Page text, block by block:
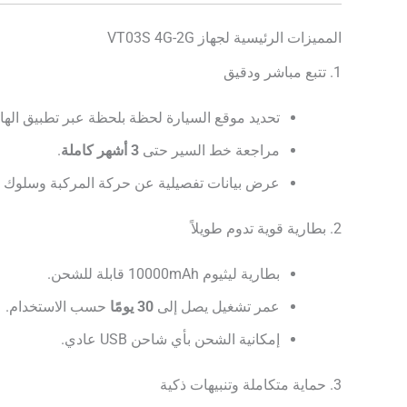
المميزات الرئيسية لجهاز VT03S 4G-2G
1. تتبع مباشر ودقيق
تحديد موقع السيارة لحظة بلحظة عبر تطبيق
مراجعة خط السير حتى 3 أشهر كاملة
.
عرض بيانات تفصيلية عن حركة المركبة وسلوك
2. بطارية قوية تدوم طويلاً
بطارية ليثيوم 10000mAh قابلة للشحن.
عمر تشغيل يصل إلى 30 يومًا
حسب الاستخدام.
إمكانية الشحن بأي شاحن USB عادي.
3. حماية متكاملة وتنبيهات ذكية